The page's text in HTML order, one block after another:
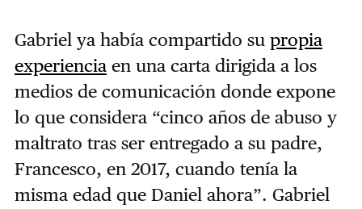
Gabriel ya había compartido su propia
experienciaen una carta dirigida a los
medios de comunicación donde expone
lo que considera “cinco años de abuso y
maltrato tras ser entregado a su padre,
Francesco, en 2017, cuando tenía la
misma edad que Daniel ahora”. Gabriel